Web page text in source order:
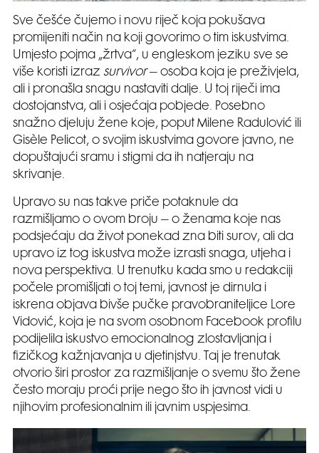
Sve češće čujemo i novu riječ koja pokušava
promijeniti način na koji govorimo o tim iskustvima.
Umjesto pojma „žrtva“, u engleskom jeziku sve se
više koristi izraz survivor– osoba koja je preživjela,
ali i pronašla snagu nastaviti dalje. U toj riječi ima
dostojanstva, ali i osjećaja pobjede. Posebno
snažno djeluju žene koje, poput Milene Radulović ili
Gisèle Pelicot, o svojim iskustvima govore javno, ne
dopuštajući sramu i stigmi da ih natjeraju na
skrivanje.
Upravo su nas takve priče potaknule da
razmišljamo o ovom broju – o ženama koje nas
podsjećaju da život ponekad zna biti surov, ali da
upravo iz tog iskustva može izrasti snaga, utjeha i
nova perspektiva. U trenutku kada smo u redakciji
počele promišljati o toj temi, javnost je dirnula i
iskrena objava bivše pučke pravobraniteljice Lore
Vidović, koja je na svom osobnom Facebook profilu
podijelila iskustvo emocionalnog zlostavljanja i
fizičkog kažnjavanja u djetinjstvu. Taj je trenutak
otvorio širi prostor za razmišljanje o svemu što žene
često moraju proći prije nego što ih javnost vidi u
njihovim profesionalnim ili javnim uspjesima.